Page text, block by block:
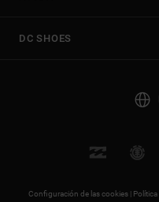
DC SHOES
Configuración de las cookies | Política